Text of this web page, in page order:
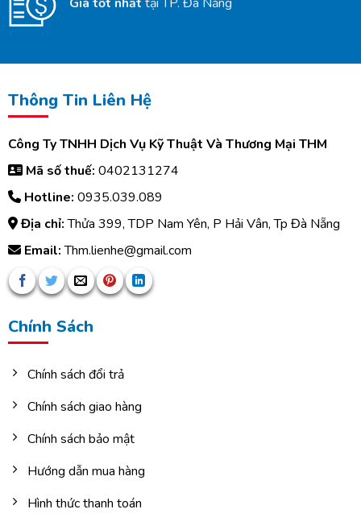
Thông Tin Liên Hệ
Công Ty TNHH Dịch Vụ Kỹ Thuật Và Thương Mại THM
Mã số thuế: 0402131274
Hotline: 0935.039.089
Địa chỉ:Thửa 399, TDP Nam Yên, P Hải Vân, Tp Đà Nẵng
Email:Thm.lienhe@gmail.com
Chính Sách
Chính sách đổi trả
Chính sách giao hàng
Chính sách bảo mật
Hướng dẫn mua hàng
Hình thức thanh toán